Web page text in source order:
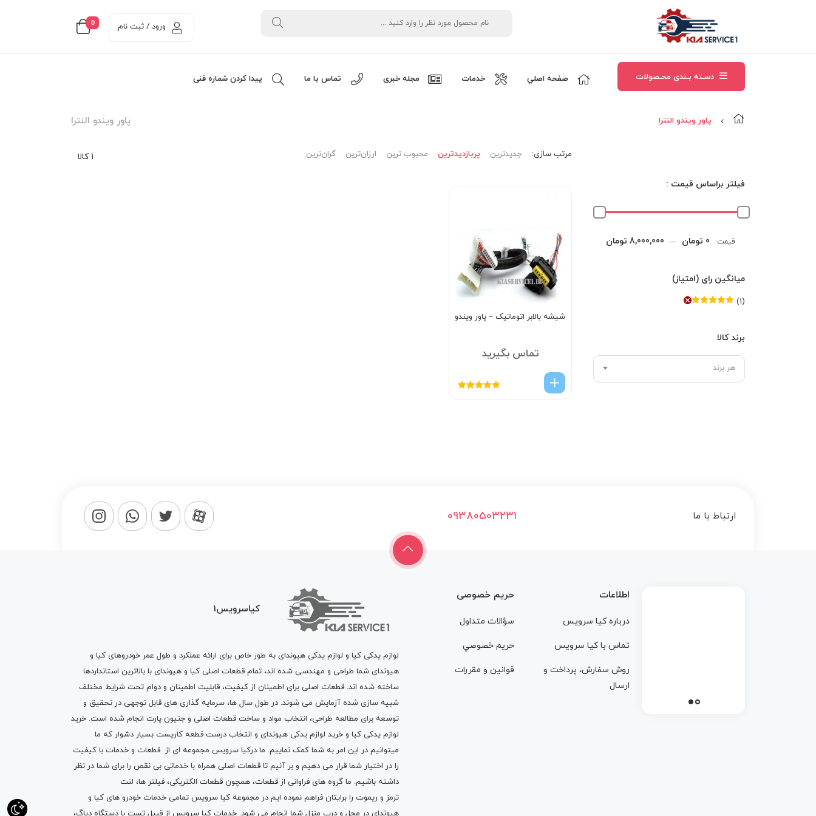
0 ورود / ثبت نام
دسـته بـندی محـصولات صفحه اصلي خدمات مجله خبری تماس با ما پیدا کردن شماره فنی
پاور ويندو النترا پاور ويندو النترا
فیلتر براساس قیمت :
حداقل
حداکثر
قیمت: 0 تومان — 8,000,000 تومان
میانگین رای (امتیاز)
(1)
برند کالا
هر برند
1 کالا مرتب‌ سازی: جدیدترین پربازدیدترین محبوب ترین ارزان‌ترین گران‌ترین
شیشه بالابر اتوماتیک – پاور ویندو
تماس بگیرید
ارتباط با ما 09380503231
اطلاعات
درباره کيا سرويس
تماس با کيا سرويس
روش سفارش، پرداخت و
ارسال
حریم خصوصی
سؤالات متداول
حريم خصوصي
قوانين و مقررات
کیاسرویس1
لوازم یدکی کیا و لوازم یدکی هیوندای به طور خاص برای ارائه عملکرد و طول عمر خودروهای کیا و
هیوندای شما طراحی و مهندسی شده اند، تمام قطعات اصلی کیا و هیوندای با بالاترین استانداردها
ساخته شده اند. قطعات اصلی برای اطمینان از کیفیت، قابلیت اطمینان و دوام تحت شرایط مختلف
شبیه سازی شده آزمایش می شوند. در طول سال ها، سرمایه گذاری های قابل توجهی در تحقیق و
توسعه برای مطالعه طراحی، انتخاب مواد و ساخت قطعات اصلی و جنیون پارت انجام شده است. خرید
لوازم یدکی کیا و خرید لوازم یدکی هیوندای و انتخاب درست قطعه کاریست بسیار دشوار که ما
میتوانیم در این امر به شما کمک نماییم. ما درکیا سرویس مجموعه ای از قطعات و خدمات با کیفیت
را در اختیار شما قرار می دهیم و بر آنیم تا قطعات اصلی همراه با خدماتی بی نقص را برای شما در نظر
داشته باشیم. ما گروه های فراوانی از قطعات، همچون قطعات الکتریکی، فیلتر ها، لنت
ترمز و ریموت را برایتان فراهم نموده ایم در مجموعه کیا سرویس تمامی خدمات خودرو های کیا و
هیوندای در محل و درب منزل شما انجام می شود. خدمات کیا سرویس از قبیل تست با دستگاه دیاگ،